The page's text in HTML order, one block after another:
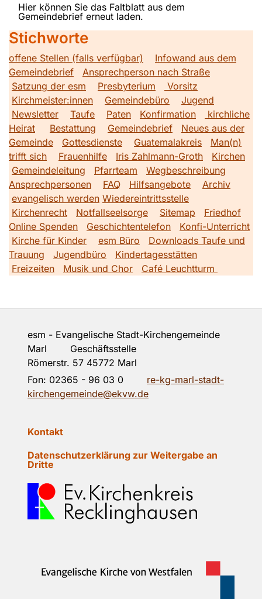
Hier können Sie das Faltblatt aus dem
Gemeindebrief erneut laden.
Stichworte
offene Stellen (falls verfügbar)
Infowand aus dem
Gemeindebrief
Ansprechperson nach Straße
Satzung der esm
Presbyterium
Vorsitz
Kirchmeister:innen
Gemeindebüro
Jugend
Newsletter
Taufe Paten Konfirmation
kirchliche
Heirat
Bestattung Gemeindebrief
Neues aus der
Gemeinde
Gottesdienste Guatemalakreis
Man(n)
trifft sich
Frauenhilfe Iris Zahlmann-Groth
Kirchen
Gemeindeleitung
Pfarrteam
Wegbeschreibung
Ansprechpersonen
FAQ Hilfsangebote
Archiv
evangelisch werden Wiedereintrittsstelle
Kirchenrecht
Notfallseelsorge Sitemap
Friedhof
Online Spenden
Geschichtentelefon
Konfi-Unterricht
Kirche für Kinder
esm Büro
Downloads Taufe und
Trauung
Jugendbüro
Kindertagesstätten
Freizeiten
Musik und Chor Café Leuchtturm
esm - Evangelische Stadt-Kirchengemeinde
Marl Geschäftsstelle
Römerstr. 57 45772 Marl
Fon: 02365 - 96 03 0
re-kg-marl-stadt-
kirchengemeinde@ekvw.de
Kontakt
Datenschutzerklärung zur Weitergabe an
Dritte